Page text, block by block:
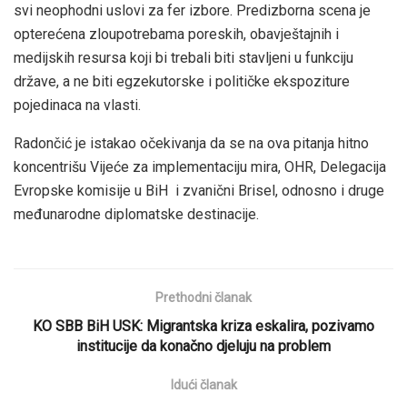
svi neophodni uslovi za fer izbore. Predizborna scena je
opterećena zloupotrebama poreskih, obavještajnih i
medijskih resursa koji bi trebali biti stavljeni u funkciju
države, a ne biti egzekutorske i političke ekspoziture
pojedinaca na vlasti.
Radončić je istakao očekivanja da se na ova pitanja hitno
koncentrišu Vijeće za implementaciju mira, OHR, Delegacija
Evropske komisije u BiH i zvanični Brisel, odnosno i druge
međunarodne diplomatske destinacije.
Prethodni članak
KO SBB BiH USK: Migrantska kriza eskalira, pozivamo
institucije da konačno djeluju na problem
Idući članak